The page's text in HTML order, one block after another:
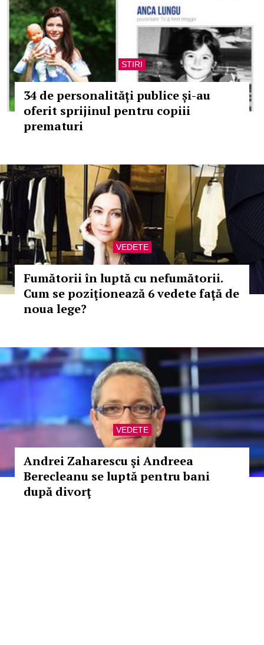
STIRI
34 de personalități publice și-au
oferit sprijinul pentru copiii
prematuri
VEDETE
Fumătorii în luptă cu nefumătorii.
Cum se poziţionează 6 vedete faţă de
noua lege?
VEDETE
Andrei Zaharescu şi Andreea
Berecleanu se luptă pentru bani
după divorţ